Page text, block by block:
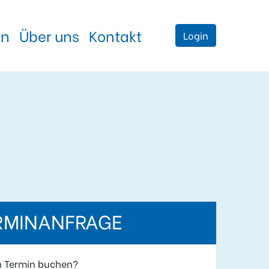
Über uns Kontakt Login
Termin buchen?